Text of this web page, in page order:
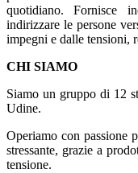
quotidiano. Fornisce
indirizzare le persone
impegni e dalle tensioni,
CHI SIAMO
Siamo un gruppo di 12
Udine.
Operiamo con passione
stressante, grazie a
tensione.